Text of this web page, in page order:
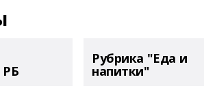
РБ
Рубрика "Еда и
напитки"